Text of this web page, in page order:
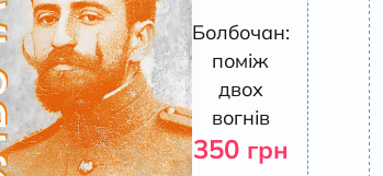
Болбочан:
поміж
двох
вогнів
350 грн